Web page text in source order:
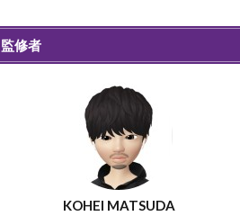
監修者
KOHEI MATSUDA